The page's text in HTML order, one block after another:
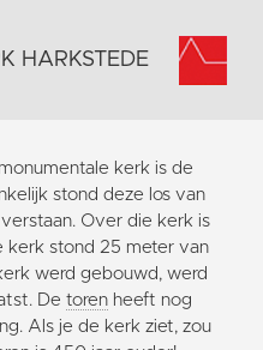
HARKSTEDE
kerk is de
stond deze los van
Over die kerk is
kerk stond 25 meter van
werd gebouwd, werd
De toren heeft nog
Als je de kerk ziet, zou